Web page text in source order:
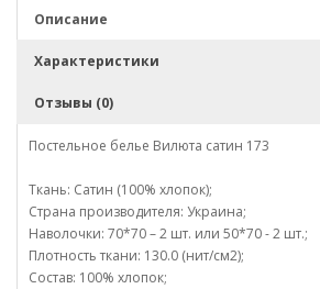
Описание
Характеристики
Отзывы (0)
Постельное белье Вилюта сатин 173
Ткань: Сатин (100% хлопок);
Страна производителя: Украина;
Наволочки: 70*70 – 2 шт. или 50*70 - 2 шт.;
Плотность ткани: 130.0 (нит/см2);
Состав: 100% хлопок;